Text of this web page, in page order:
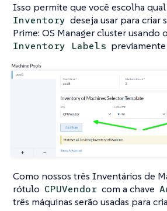
Isso permite que você escolha qual
Inventory deseja usar para criar
Prime: OS Manager cluster usando o
Inventory Labels
Como nossos três Inventários de
rótulo CPUVendor com a chave
três máquinas serão usadas para